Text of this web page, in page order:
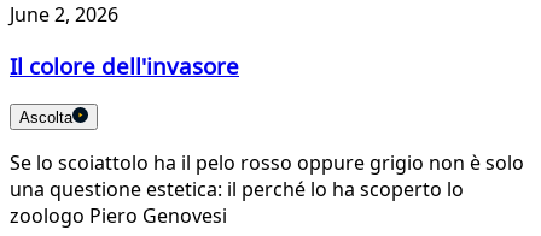
June 2, 2026
Il colore dell'invasore
Ascolta
Se lo scoiattolo ha il pelo rosso oppure grigio non è solo
una questione estetica: il perché lo ha scoperto lo
zoologo Piero Genovesi